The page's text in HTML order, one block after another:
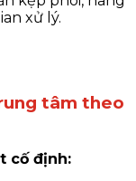
xử lý.
tâm theo
cố định: